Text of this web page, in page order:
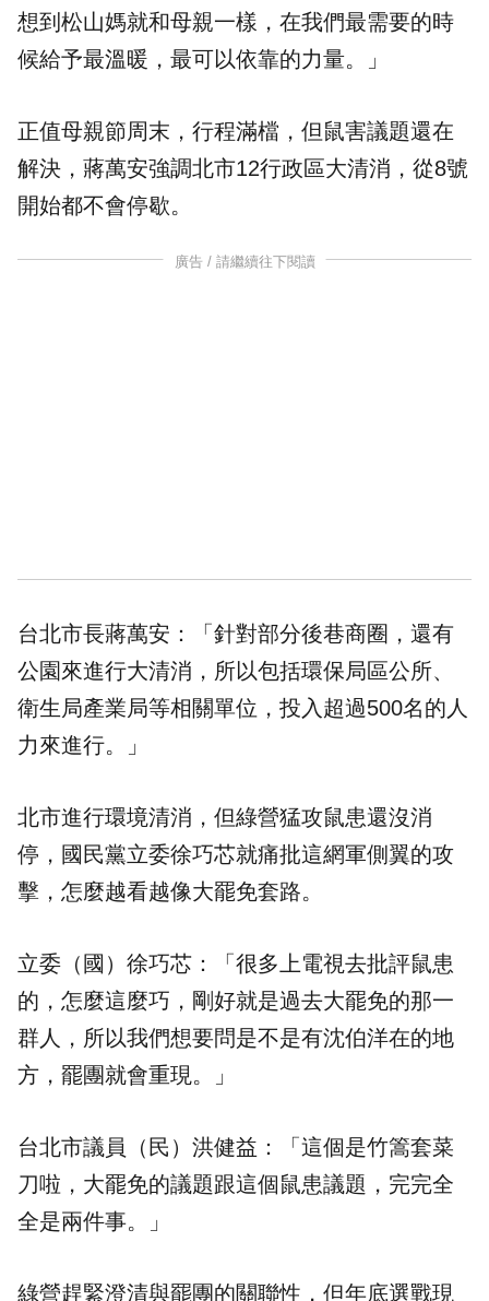
想到松山媽就和母親一樣，在我們最需要的時
候給予最溫暖，最可以依靠的力量。」
正值母親節周末，行程滿檔，但鼠害議題還在
解決，蔣萬安強調北市12行政區大清消，從8號
開始都不會停歇。
廣告 / 請繼續往下閱讀
台北市長蔣萬安：「針對部分後巷商圈，還有
公園來進行大清消，所以包括環保局區公所、
衛生局產業局等相關單位，投入超過500名的人
力來進行。」
北市進行環境清消，但綠營猛攻鼠患還沒消
停，國民黨立委徐巧芯就痛批這網軍側翼的攻
擊，怎麼越看越像大罷免套路。
立委（國）徐巧芯：「很多上電視去批評鼠患
的，怎麼這麼巧，剛好就是過去大罷免的那一
群人，所以我們想要問是不是有沈伯洋在的地
方，罷團就會重現。」
台北市議員（民）洪健益：「這個是竹篙套菜
刀啦，大罷免的議題跟這個鼠患議題，完完全
全是兩件事。」
綠營趕緊澄清與罷團的關聯性，但年底選戰現